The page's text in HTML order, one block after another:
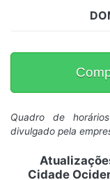
Quadro de
divulgado pela
Cidade